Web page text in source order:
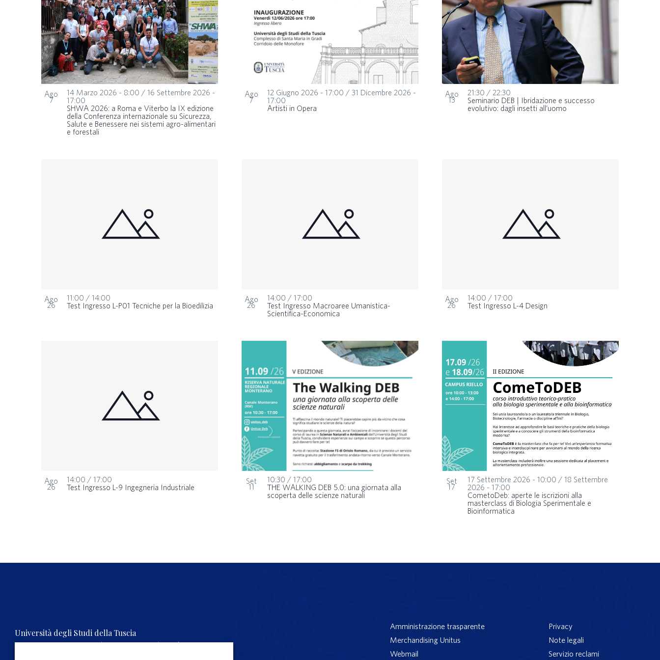
Ago
7
SHWA 2026: a Roma e Viterbo la IX edizione
della Conferenza internazionale su Sicurezza,
Salute e Benessere nei sistemi agro-alimentari
e forestali
14 Marzo 2026 - 8:00 / 16 Settembre 2026 -
17:00
Ago
7
Artisti in Opera
12 Giugno 2026 - 17:00 / 31 Dicembre 2026 -
17:00
Ago
13
Seminario DEB | Ibridazione e successo
evolutivo: dagli insetti all’uomo
21:30 / 22:30
Ago
26 Test Ingresso L-P01 Tecniche per la Bioedilizia
11:00 / 14:00 Ago
26
Test Ingresso Macroaree Umanistica-
Scientifica-Economica
14:00 / 17:00 Ago
26 Test Ingresso L-4 Design
14:00 / 17:00
Ago
26 Test Ingresso L-9 Ingegneria Industriale
14:00 / 17:00 Set
11
THE WALKING DEB 5.0: una giornata alla
scoperta delle scienze naturali
10:30 / 17:00 Set
17
CometoDeb: aperte le iscrizioni alla
masterclass di Biologia Sperimentale e
Bioinformatica
17 Settembre 2026 - 10:00 / 18 Settembre
2026 - 17:00
Università degli Studi della Tuscia
Rettorato, Via S.M. in Gradi n.4, 01100 Viterbo, ITALY.
Amministrazione trasparente
Merchandising Unitus
Webmail
Privacy
Note legali
Servizio reclami